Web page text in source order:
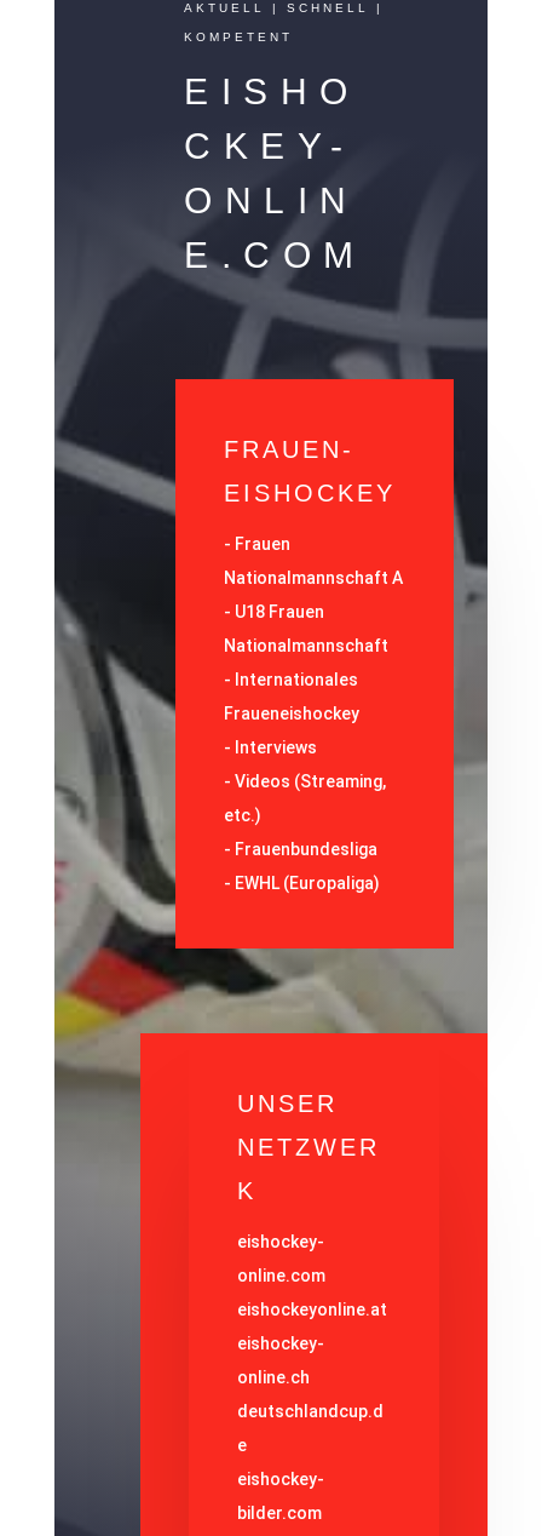
AKTUELL | SCHNELL |
KOMPETENT
EISHO
CKEY-
ONLIN
E.COM
FRAUEN-
EISHOCKEY
- Frauen
Nationalmannschaft A
- U18 Frauen
Nationalmannschaft
- Internationales
Fraueneishockey
- Interviews
-Videos (Streaming,
etc.)
- Frauenbundesliga
- EWHL (Europaliga)
UNSER
NETZWER
K
eishockey-
online.com
eishockeyonline.at
eishockey-
online.ch
deutschlandcup.d
e
eishockey-
bilder.com